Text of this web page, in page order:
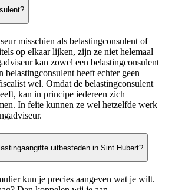
misschien als belastingconsulent of
op elkaar lijken, zijn ze niet helemaal
kan zowel een belastingconsulent
belastingconsulent heeft echter geen
wel. Omdat de belastingconsulent
kan in principe iedereen zich
In feite kunnen ze wel hetzelfde werk
uitbesteden in Sint Hubert?
kun je precies aangeven wat je wilt.